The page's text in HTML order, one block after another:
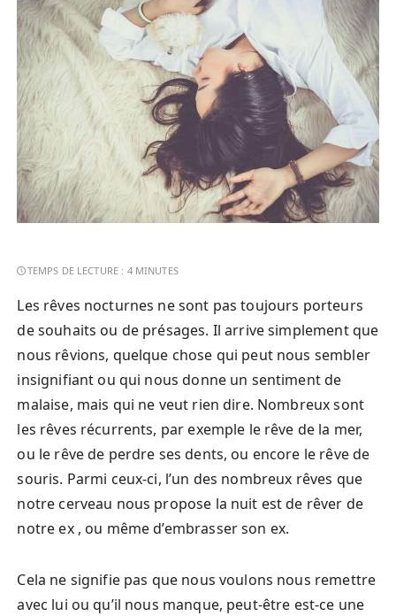
Les rêves nocturnes ne sont pas toujours porteurs
de souhaits ou de présages. Il arrive simplement que
nous rêvions, quelque chose qui peut nous sembler
insignifiant ou qui nous donne un sentiment de
malaise, mais qui ne veut rien dire. Nombreux sont
les rêves récurrents, par exemple le rêve de la mer,
ou le rêve de perdre ses dents, ou encore le rêve de
souris. Parmi ceux-ci, l’un des nombreux rêves que
notre cerveau nous propose la nuit est de rêver de
notre ex , ou même d’embrasser son ex.
Cela ne signifie pas que nous voulons nous remettre
avec lui ou qu’il nous manque, peut-être est-ce une